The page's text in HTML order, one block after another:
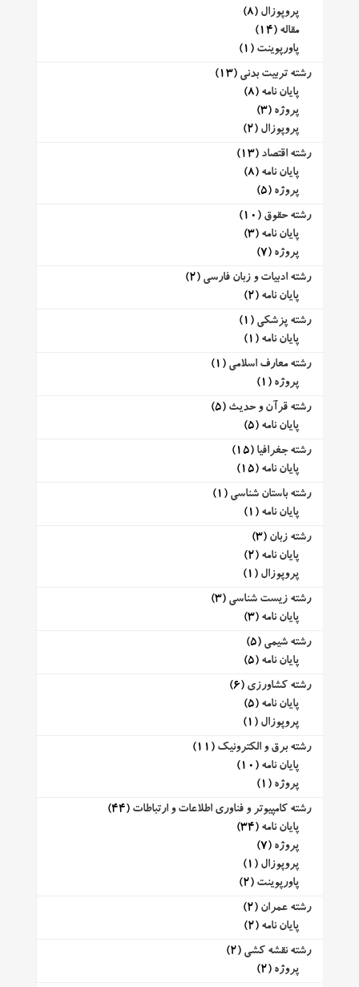
پروپوزال (8)
مقاله (14)
پاورپوینت (1)
رشته تربیت بدنی (13)
پایان نامه (8)
پروژه (3)
پروپوزال (2)
رشته اقتصاد (13)
پایان نامه (8)
پروژه (5)
رشته حقوق (10)
پایان نامه (3)
پروژه (7)
رشته ادبیات و زبان فارسی (2)
پایان نامه (2)
رشته پزشکی (1)
پایان نامه (1)
رشته معارف اسلامی (1)
پروژه (1)
رشته قرآن و حدیث (5)
پایان نامه (5)
رشته جغرافیا (15)
پایان نامه (15)
رشته باستان شناسی (1)
پایان نامه (1)
رشته زبان (3)
پایان نامه (2)
پروپوزال (1)
رشته زیست شناسی (3)
پایان نامه (3)
رشته شیمی (5)
پایان نامه (5)
رشته کشاورزی (6)
پایان نامه (5)
پروپوزال (1)
رشته برق و الکترونیک (11)
پایان نامه (10)
پروژه (1)
رشته کامپیوتر و فناوری اطلاعات و ارتباطات (44)
پایان نامه (34)
پروژه (7)
پروپوزال (1)
پاورپوینت (2)
رشته عمران (2)
پایان نامه (2)
رشته نقشه کشی (2)
پروژه (2)